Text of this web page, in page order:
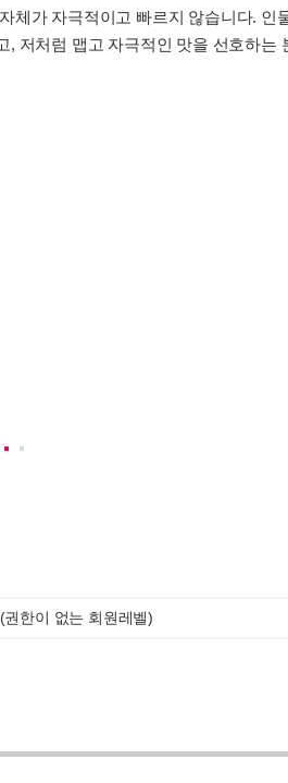
가 자극적이고 빠르지 않습니다. 인
저처럼 맵고 자극적인 맛을 선호하는
(권한이 없는 회원레벨)